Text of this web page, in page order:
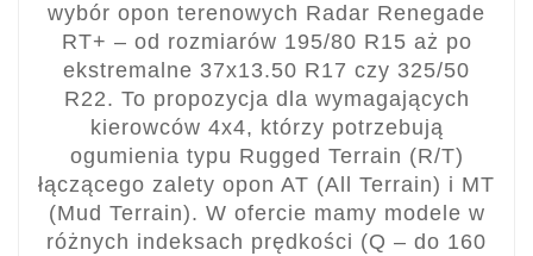
wybór opon terenowych Radar Renegade
RT+ – od rozmiarów 195/80 R15 aż po
ekstremalne 37x13.50 R17 czy 325/50
R22. To propozycja dla wymagających
kierowców 4x4, którzy potrzebują
ogumienia typu Rugged Terrain (R/T)
łączącego zalety opon AT (All Terrain) i MT
(Mud Terrain). W ofercie mamy modele w
różnych indeksach prędkości (Q – do 160